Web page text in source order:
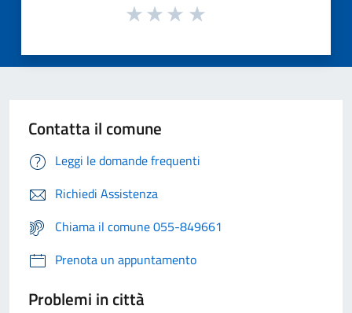
Contatta il comune
Leggi le domande frequenti
Richiedi Assistenza
Chiama il comune 055-849661
Prenota un appuntamento
Problemi in città